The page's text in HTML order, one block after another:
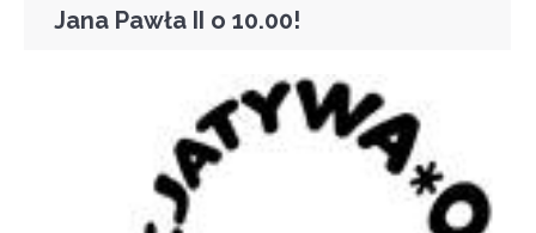
Jana Pawła II o 10.00!